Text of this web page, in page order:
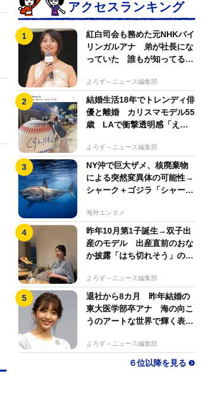
アクセスランキング
紅白司会も務めた元NHKバイ
リンガルアナ 弟が社長にな
っていた 誰もが知ってる有
よろず～ニュース編集部
結婚生活18年でトレンディ俳
優と離婚 カリスマモデル55
歳 LAで衝撃透明感「えっ
よろず～ニュース編集部
NY沖で巨大ザメ、核廃棄物
による突然変異体の可能性→
シャーク＋ゴジラ「シャーク
海外エンタメ
昨年10月第1子誕生→双子出
産のモデル 出産直前のおな
か披露「はち切れそう」の
よろず～ニュース編集部
退社から8カ月 昨年結婚の
東大医学部卒アナ 海の向こ
うのアートな世界で輝く表情
よろず～ニュース編集部
６位以降を見る